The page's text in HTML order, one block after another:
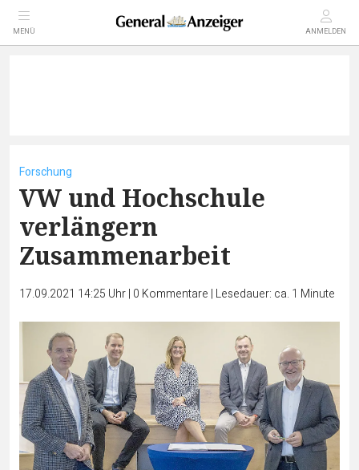
MENÜ ANMELDEN
Forschung
VW und Hochschule
verlängern
Zusammenarbeit
17.09.2021 14:25 Uhr| 0 Kommentare | Lesedauer: ca. 1 Minute